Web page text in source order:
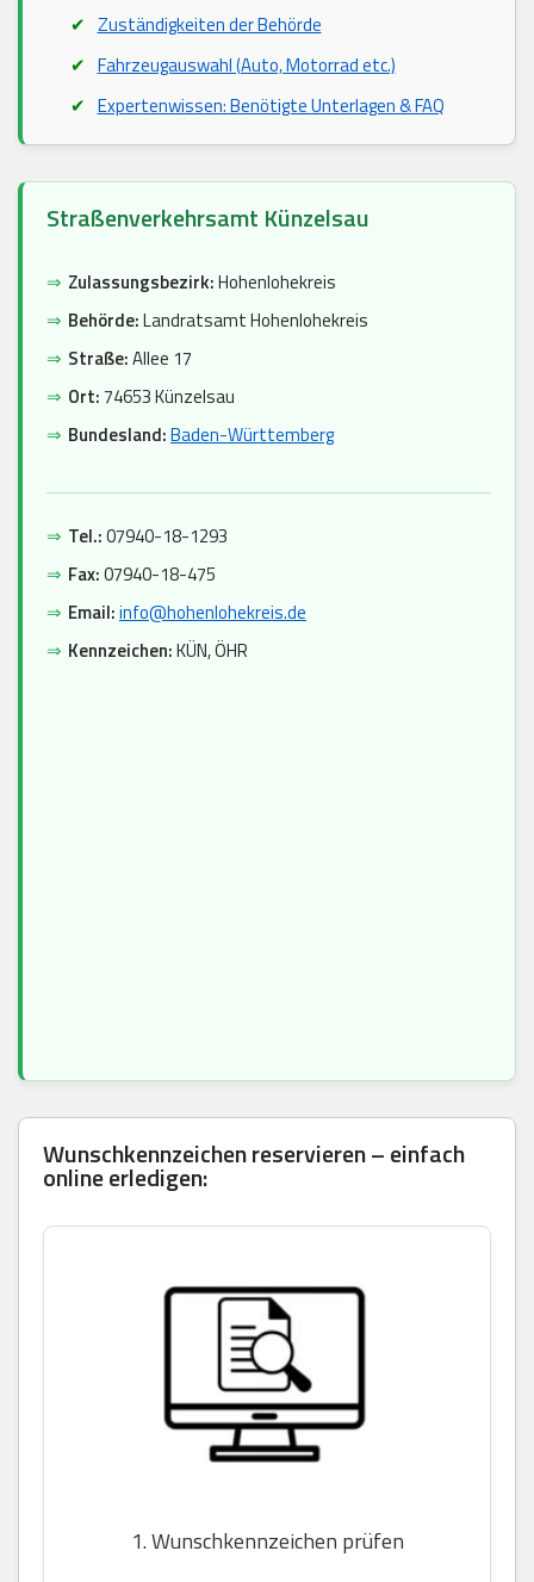
Zuständigkeiten der Behörde
Fahrzeugauswahl (Auto, Motorrad etc.)
Expertenwissen: Benötigte Unterlagen & FAQ
Straßenverkehrsamt Künzelsau
⇒ Zulassungsbezirk:Hohenlohekreis
⇒ Behörde:Landratsamt Hohenlohekreis
⇒ Straße:Allee 17
⇒ Ort:74653 Künzelsau
⇒ Bundesland:Baden-Württemberg
⇒ Tel.:07940-18-1293
⇒ Fax:07940-18-475
⇒ Email:info@hohenlohekreis.de
⇒ Kennzeichen:KÜN, ÖHR
Wunschkennzeichen reservieren – einfach
online erledigen:
1. Wunschkennzeichen prüfen